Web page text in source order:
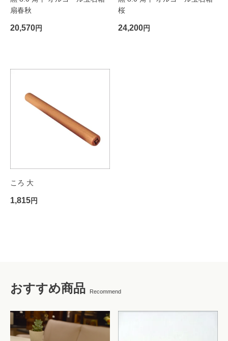
おまもり
香り・キャンドル
インテリア
アクセサリー
金運 商売繁盛
恋愛 良縁成就
学問 合格祈願
勝負 必勝祈願
厄除 開運祈願
見る
祈りを込めて
扇春秋
20,570円
桜
24,200円
ころ 大
1,815円
おすすめ商品 Recommend